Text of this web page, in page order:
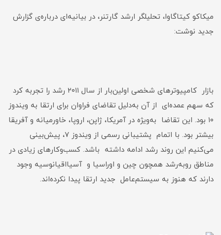
میکاکو کیتاگاوا، تحلیلگر ارشد گارتنر، در بیانیه‌ای درباره‌ی گزارش
جدید نوشت:
بازار کامپیوترهای شخصی اولین‌بار از سال ۲۰۱۱ رشد را تجربه کرد
که سهم عمده‌ای از آن به‌دلیل تقاضای فراوان برای ارتقا به ویندوز
۱۰ بود. این تقاضا به‌ویژه در آمریکا، ژاپن، اروپا، خاورمیانه و آفریقا
بیشتر بود. با اتمام پشتیبانی رسمی از ویندوز ۷، پیش‌بینی
می‌کنیم این روند رشد ادامه داشته باشد. کسب‌وکارهای زیادی در
مناطق روبه‌رشد همچون چین و اوراسیا و آسیا‌اقیانوسیه وجود
دارند که هنوز به سیستم‌عامل جدید ارتقا پیدا نکرده‌اند.